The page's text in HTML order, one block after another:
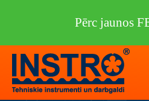
Pērc jaunos